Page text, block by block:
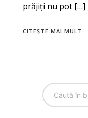
prăjiți nu pot […]
CITEȘTE MAI MULT...